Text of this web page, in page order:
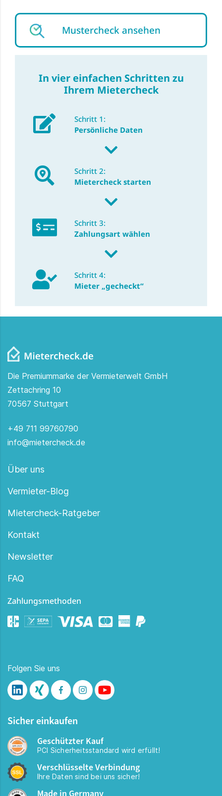
Mustercheck ansehen
In vier einfachen Schritten zu
Ihrem Mietercheck
Schritt 1:
Persönliche Daten
Schritt 2:
Mietercheck starten
Schritt 3:
Zahlungsart wählen
Schritt 4:
Mieter „gecheckt“
Die Premiummarke der Vermieterwelt GmbH
Zettachring 10
70567 Stuttgart
+49 711 99760790
info@mietercheck.de
Über uns
Vermieter-Blog
Mietercheck-Ratgeber
Kontakt
Newsletter
FAQ
Zahlungsmethoden
Folgen Sie uns
Sicher einkaufen
Geschützter Kauf
PCI Sicherheitsstandard wird erfüllt!
Verschlüsselte Verbindung
Ihre Daten sind bei uns sicher!